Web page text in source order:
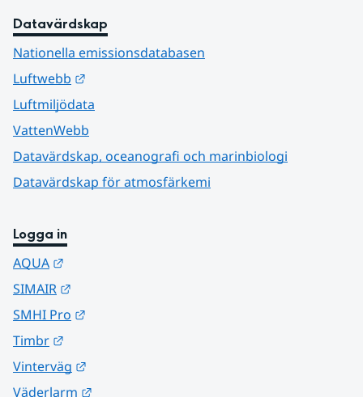
Datavärdskap
Nationella emissionsdatabasen
Luftwebb
Luftmiljödata
VattenWebb
Datavärdskap, oceanografi och marinbiologi
Datavärdskap för atmosfärkemi
Logga in
AQUA
SIMAIR
SMHI Pro
Timbr
Vinterväg
Väderlarm